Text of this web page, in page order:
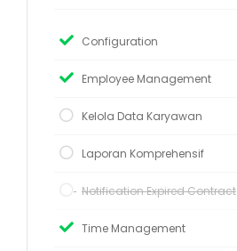
Configuration
Employee Management
Kelola Data Karyawan
Laporan Komprehensif
Notification Expired Contract
Time Management